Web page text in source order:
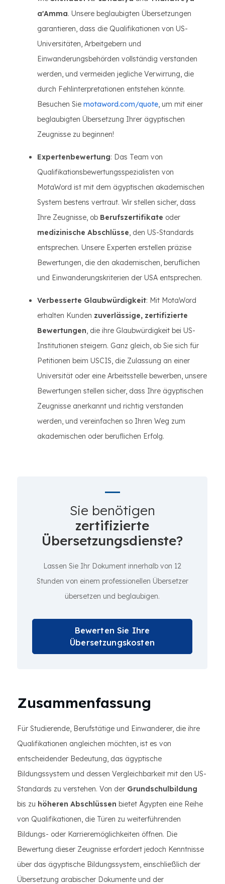
a'Amma. Unsere beglaubigten Übersetzungen
garantieren, dass die Qualifikationen von US-
Universitäten, Arbeitgebern und
Einwanderungsbehörden vollständig verstanden
werden, und vermeiden jegliche Verwirrung, die
durch Fehlinterpretationen entstehen könnte.
Besuchen Sie motaword.com/quote, um mit einer
beglaubigten Übersetzung Ihrer ägyptischen
Zeugnisse zu beginnen!
Expertenbewertung: Das Team von
Qualifikationsbewertungsspezialisten von
MotaWord ist mit dem ägyptischen akademischen
System bestens vertraut. Wir stellen sicher, dass
Ihre Zeugnisse, ob Berufszertifikate oder
medizinische Abschlüsse, den US-Standards
entsprechen. Unsere Experten erstellen präzise
Bewertungen, die den akademischen, beruflichen
und Einwanderungskriterien der USA entsprechen.
Verbesserte Glaubwürdigkeit: Mit MotaWord
erhalten Kunden zuverlässige, zertifizierte
Bewertungen, die ihre Glaubwürdigkeit bei US-
Institutionen steigern. Ganz gleich, ob Sie sich für
Petitionen beim USCIS, die Zulassung an einer
Universität oder eine Arbeitsstelle bewerben, unsere
Bewertungen stellen sicher, dass Ihre ägyptischen
Zeugnisse anerkannt und richtig verstanden
werden, und vereinfachen so Ihren Weg zum
akademischen oder beruflichen Erfolg.
Sie benötigen
zertifizierte
Übersetzungsdienste?
Lassen Sie Ihr Dokument innerhalb von 12
Stunden von einem professionellen Übersetzer
übersetzen und beglaubigen.
Bewerten Sie Ihre
Übersetzungskosten
Zusammenfassung
Für Studierende, Berufstätige und Einwanderer, die ihre
Qualifikationen angleichen möchten, ist es von
entscheidender Bedeutung, das ägyptische
Bildungssystem und dessen Vergleichbarkeit mit den US-
Standards zu verstehen. Von der Grundschulbildung
bis zu höheren Abschlüssen bietet Ägypten eine Reihe
von Qualifikationen, die Türen zu weiterführenden
Bildungs- oder Karrieremöglichkeiten öffnen. Die
Bewertung dieser Zeugnisse erfordert jedoch Kenntnisse
über das ägyptische Bildungssystem, einschließlich der
Übersetzung arabischer Dokumente und der